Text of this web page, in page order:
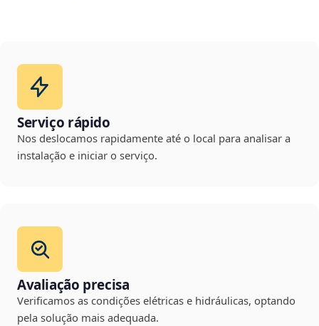
Serviço rápido
Nos deslocamos rapidamente até o local para analisar a
instalação e iniciar o serviço.
Avaliação precisa
Verificamos as condições elétricas e hidráulicas, optando
pela solução mais adequada.